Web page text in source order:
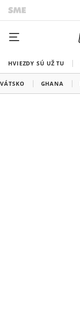
HVIEZDY SÚ UŽ TU
GHANA